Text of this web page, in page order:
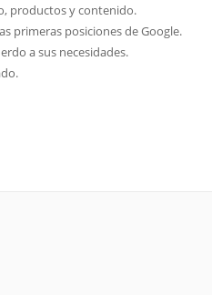
productos y contenido.
primeras posiciones de Google.
a sus necesidades.